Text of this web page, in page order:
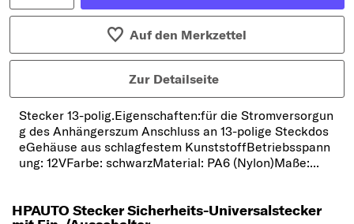
Auf den Merkzettel
Zur Detailseite
Stecker 13-polig.Eigenschaften:für die Stromversorgun
g des Anhängerszum Anschluss an 13-polige Steckdos
eGehäuse aus schlagfestem KunststoffBetriebsspann
ung: 12VFarbe: schwarzMaterial: PA6 (Nylon)Maße:...
HPAUTO Stecker Sicherheits-Universalstecker